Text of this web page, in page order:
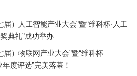
届）人工智能产业大会”暨“维科杯·人工
典礼”成功举办
届）物联网产业大会”暨“维科杯
度评选”完美落幕！